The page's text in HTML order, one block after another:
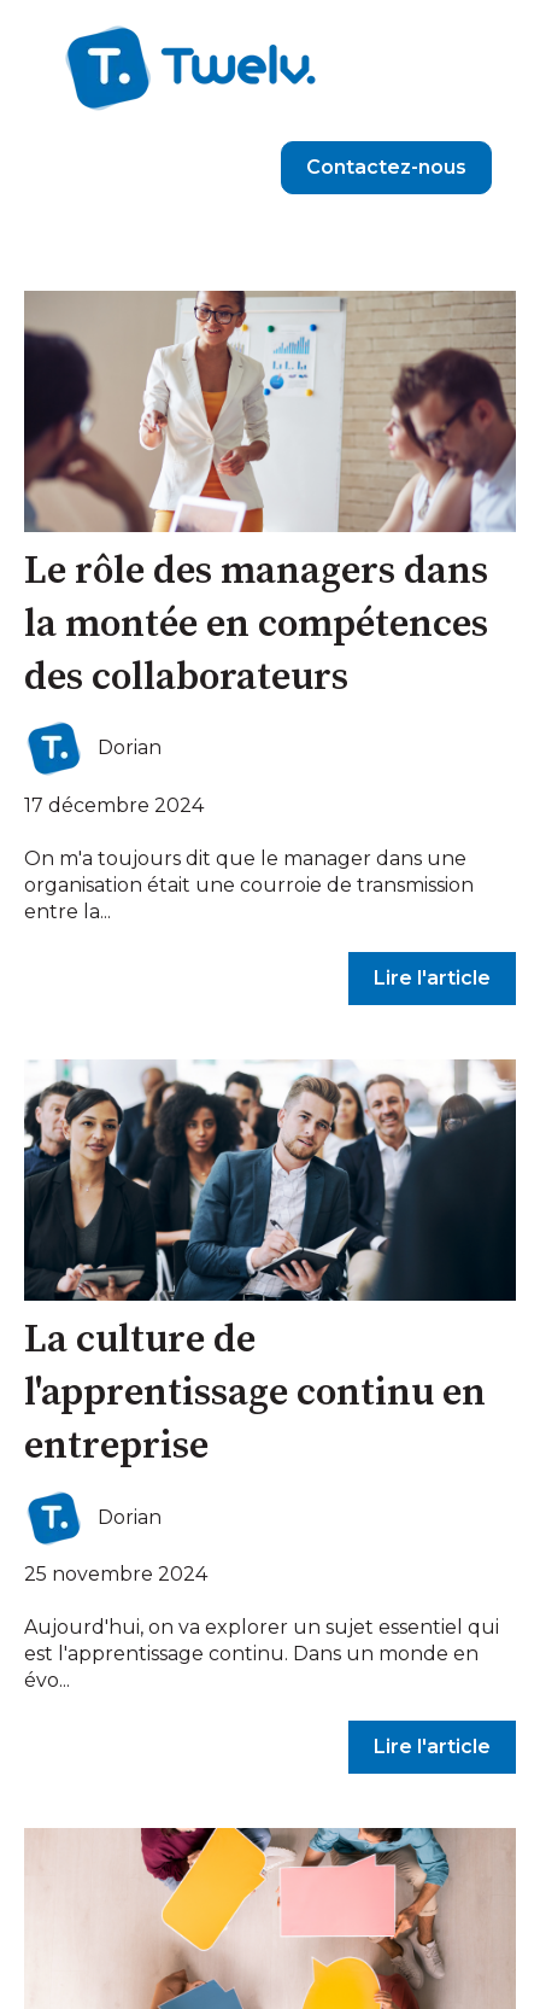
Contactez-nous
Le rôle des managers dans
la montée en compétences
des collaborateurs
Dorian
17 décembre 2024
On m'a toujours dit que le manager dans une
organisation était une courroie de transmission
entre la...
Lire l'article
La culture de
l'apprentissage continu en
entreprise
Dorian
25 novembre 2024
Aujourd'hui, on va explorer un sujet essentiel qui
est l'apprentissage continu. Dans un monde en
évo...
Lire l'article